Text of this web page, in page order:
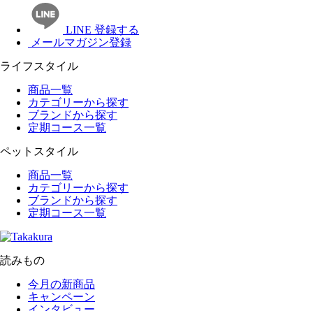
LINE 登録する
メールマガジン登録
ライフスタイル
商品一覧
カテゴリーから探す
ブランドから探す
定期コース一覧
ペットスタイル
商品一覧
カテゴリーから探す
ブランドから探す
定期コース一覧
読みもの
今月の新商品
キャンペーン